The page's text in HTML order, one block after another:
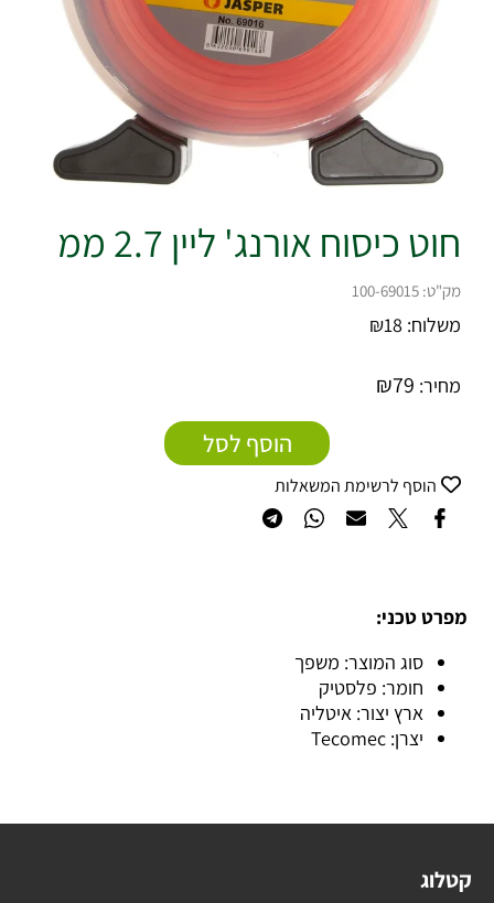
חוט כיסוח אורנג' ליין 2.7 ממ
מק"ט: 100-69015
משלוח: ₪18
מחיר: ₪79
הוסף לסל
הוסף לרשימת המשאלות
מפרט טכני:
סוג המוצר: משפך
חומר: פלסטיק
ארץ יצור: איטליה
יצרן: Tecomec
קטלוג